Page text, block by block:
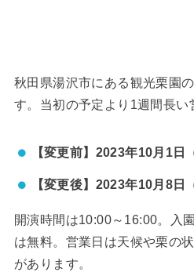
秋田県湯沢市にある観光栗園
す。当初の予定より1週間長い
【変更前】2023年10月1日
【変更後】2023年10月8日
開演時間は10:00～16:00。入
は無料。営業日は天候や栗の
があります。